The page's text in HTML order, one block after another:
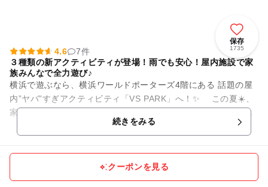
保存
1735
4.6
7件
３種類の新アクティビティが登場！雨でも安心！屋内施設で家
族みんなで全力遊び♪
横浜で遊ぶなら、横浜ワールドポーターズ4階にある 話題の屋
内”ヤバ”すぎアクティビティ「VS PARK」へ！✨ この夏☀️、
家族やグループで楽しめる新しいアクティビティが３種類も新
続きをみる
クーポンを見る